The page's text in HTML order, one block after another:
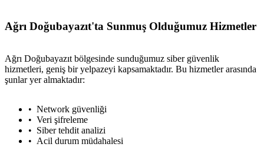
Ağrı Doğubayazıt'ta Sunmuş Olduğumuz Hizmetler
Ağrı Doğubayazıt bölgesinde sunduğumuz siber güvenlik
hizmetleri, geniş bir yelpazeyi kapsamaktadır. Bu hizmetler arasında
şunlar yer almaktadır:
Network güvenliği
Veri şifreleme
Siber tehdit analizi
Acil durum müdahalesi